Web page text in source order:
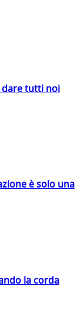
tutti noi
è solo una
la corda